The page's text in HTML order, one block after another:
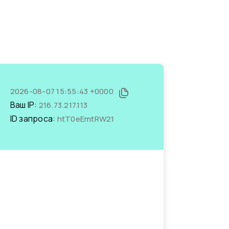
2026-08-07 15:55:43 +0000
Ваш IP: 216.73.217.113
ID запроса: htT0eEmtRW21